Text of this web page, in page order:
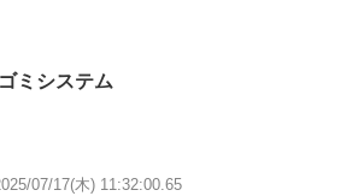
ミシステム
07/17(木) 11:32:00.65